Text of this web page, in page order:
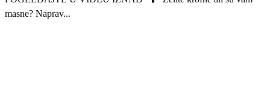
masne? Naprav...